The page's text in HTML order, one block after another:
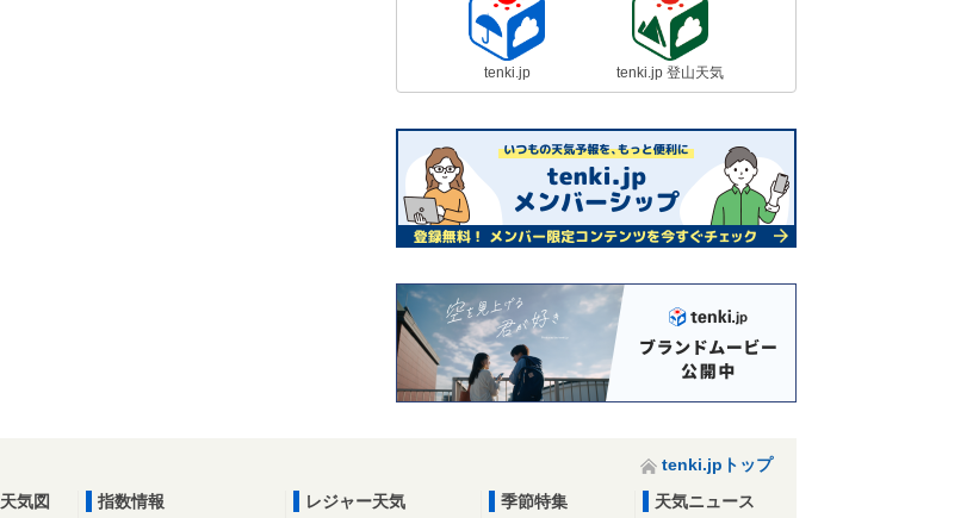
tenki.jp tenki.jp 登山天気
tenki.jpトップ
天気図
指数情報
レジャー天気
季節特集
天気ニュース